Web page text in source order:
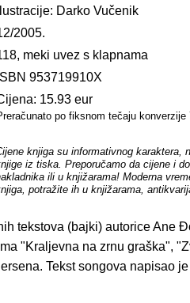
Ilustracije: Darko Vučenik
2005.
meki uvez s klapnama
ISBN 953719910X
15.93 eur
po fiksnom tečaju konverzije
knjiga su informativnog karaktera,
iz tiska. Preporučamo da cijene i
ili u knjižarama! Moderna
potražite ih u knjižarama,
tekstova (bajki) autorice Ane
"Kraljevna na zrnu graška",
Tekst songova napisao